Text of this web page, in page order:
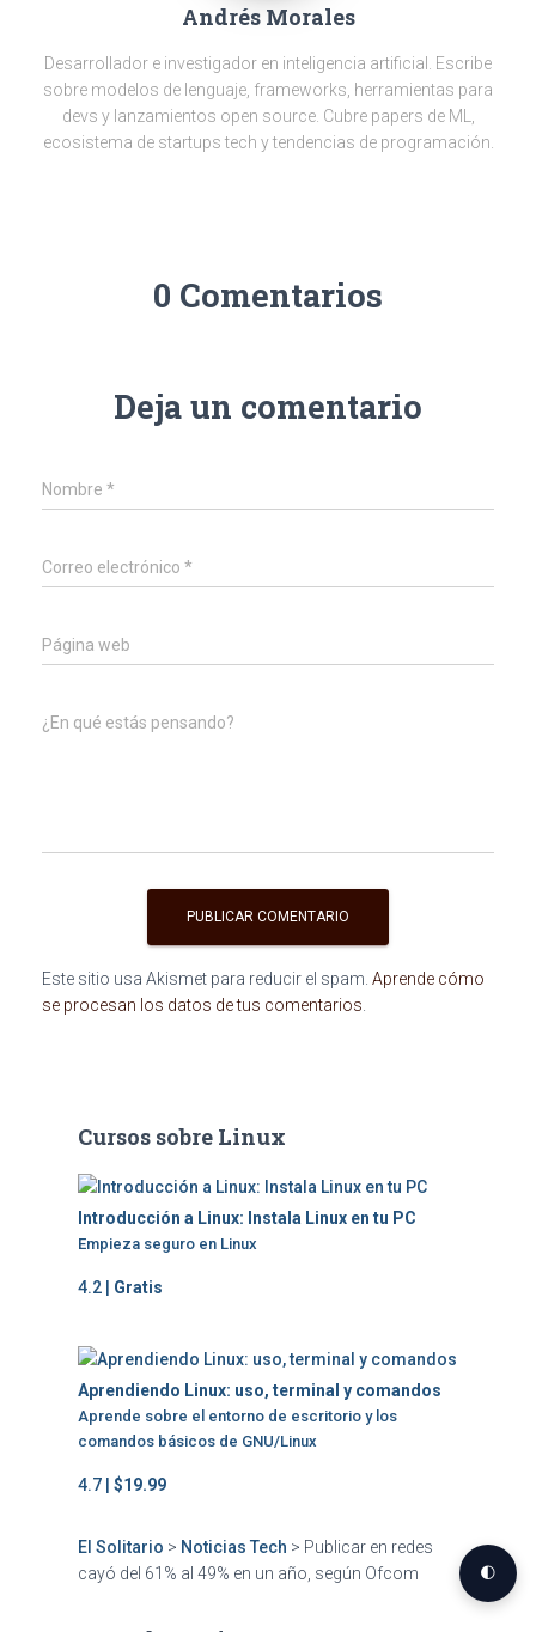
Andrés Morales
Desarrollador e investigador en inteligencia artificial. Escribe
sobre modelos de lenguaje, frameworks, herramientas para
devs y lanzamientos open source. Cubre papers de ML,
ecosistema de startups tech y tendencias de programación.
0 Comentarios
Deja un comentario
Nombre *
Correo electrónico *
Página web
¿En qué estás pensando?
Este sitio usa Akismet para reducir el spam. Aprende cómo
se procesan los datos de tus comentarios
Cursos sobre Linux
Introducción a Linux: Instala Linux en tu PC
Empieza seguro en Linux
4.2 | Gratis
Aprendiendo Linux: uso, terminal y comandos
Aprende sobre el entorno de escritorio y los
comandos básicos de GNU/Linux
4.7 | $19.99
El Solitario > Noticias Tech > Publicar en redes
cayó del 61% al 49% en un año, según Ofcom
🌓